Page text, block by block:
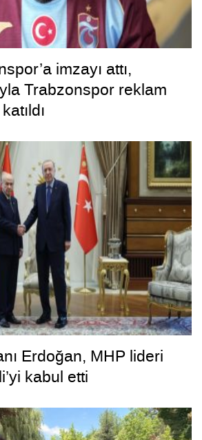
imzayı attı,
Trabzonspor reklam
Erdoğan, MHP lideri
kabul etti